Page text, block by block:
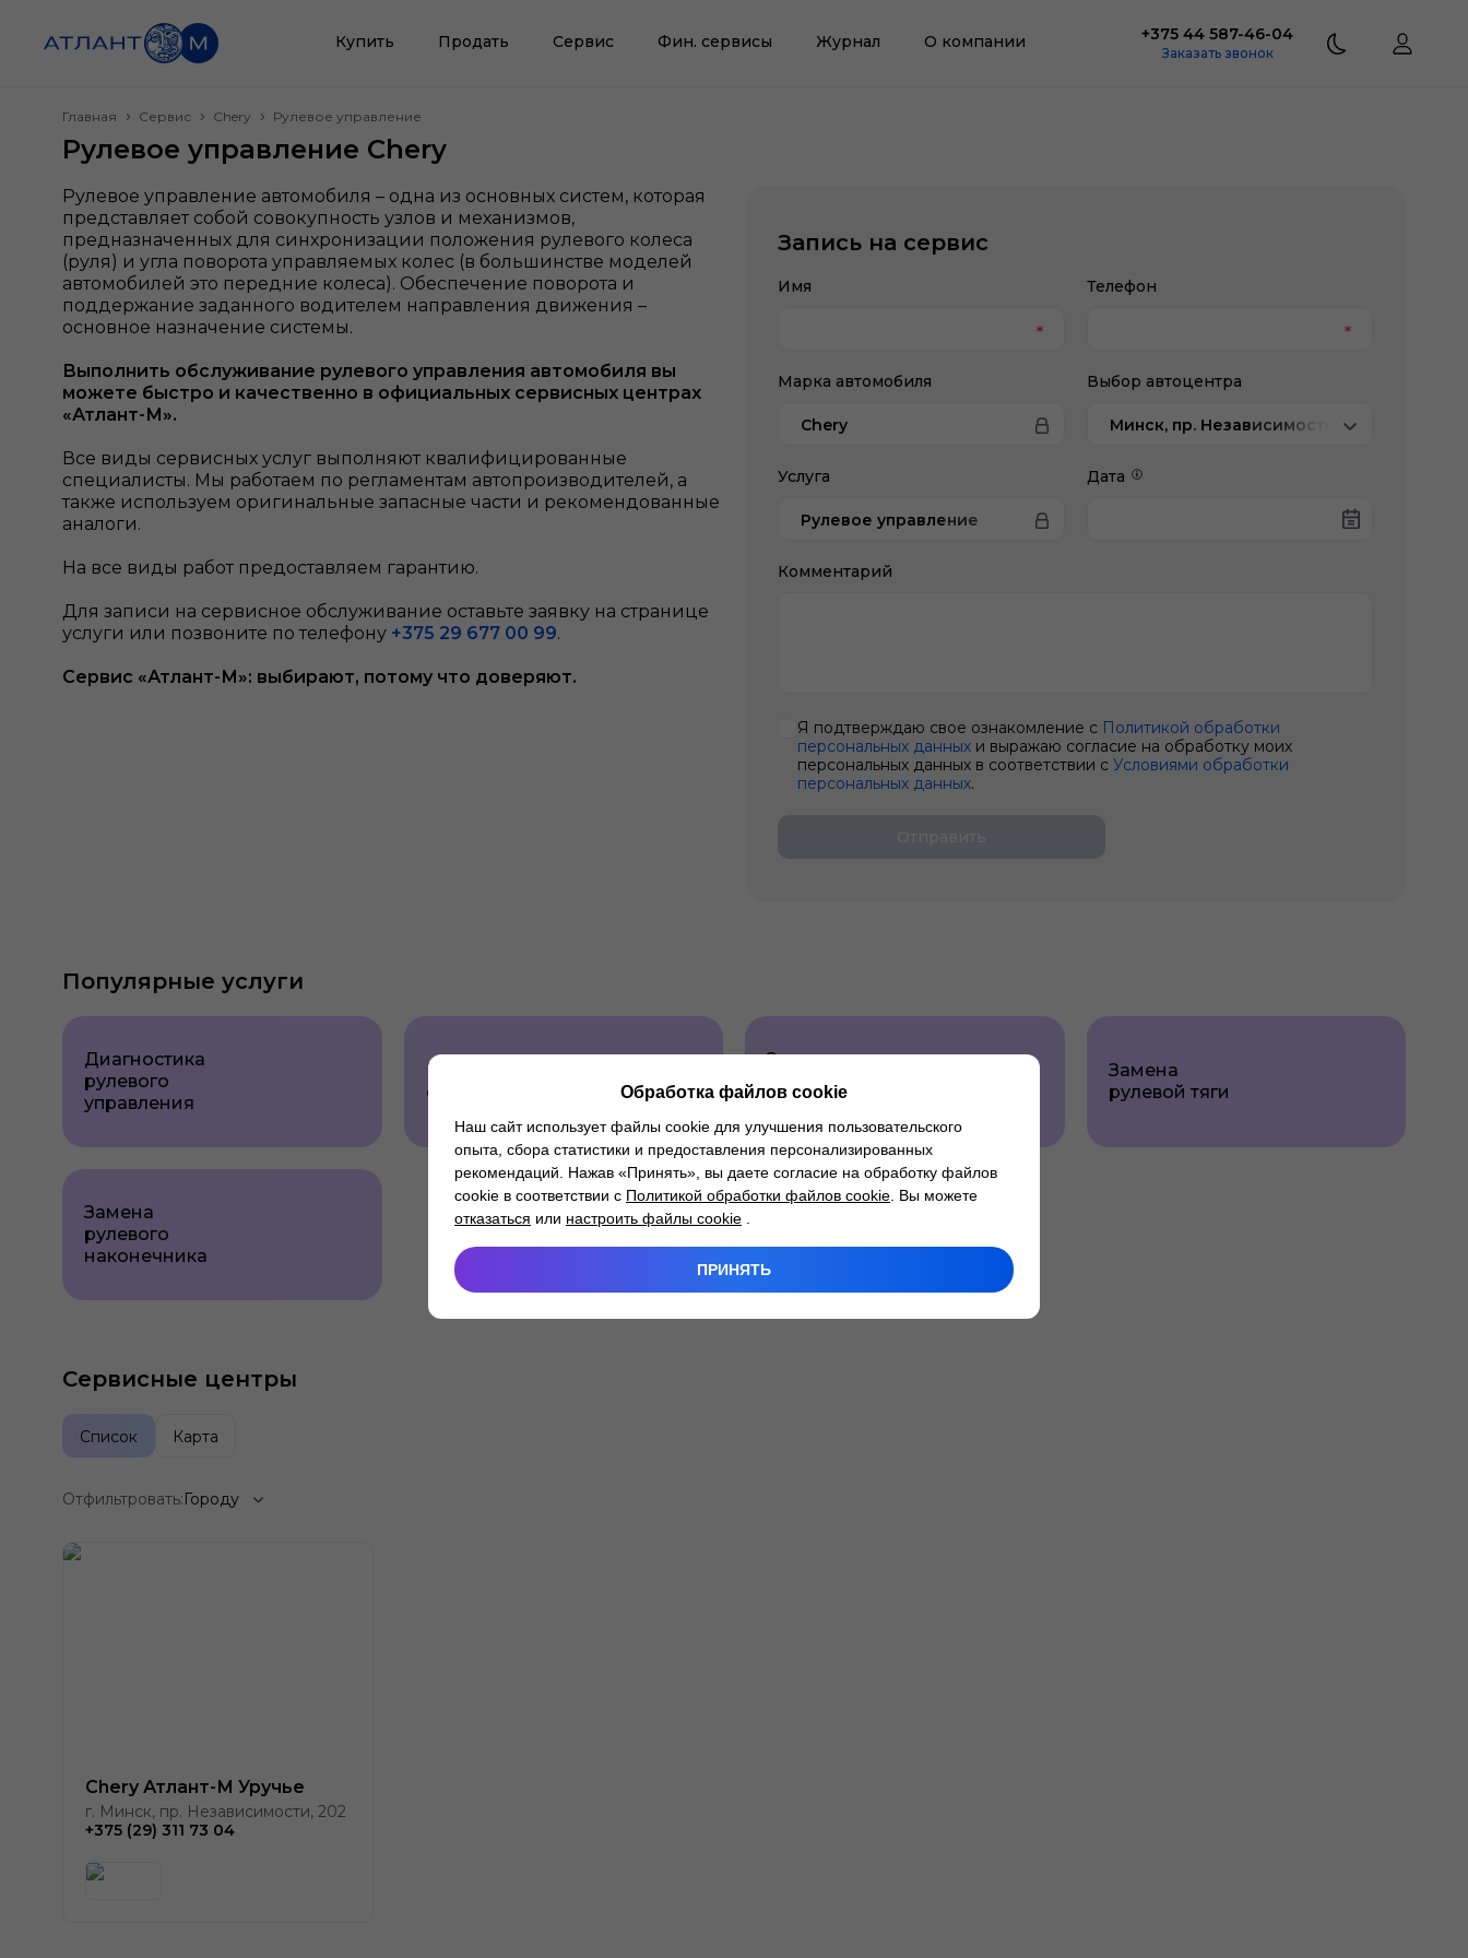
Купить Продать Сервис Фин. сервисы Журнал О компании +375 44 587-46-04
Заказать звонок
Главная Сервис Chery Рулевое управление
Рулевое управление Chery
Рулевое управление автомобиля – одна из основных систем, которая
представляет собой совокупность узлов и механизмов,
предназначенных для синхронизации положения рулевого колеса
(руля) и угла поворота управляемых колес (в большинстве моделей
автомобилей это передние колеса). Обеспечение поворота и
поддержание заданного водителем направления движения –
основное назначение системы.
Выполнить обслуживание рулевого управления автомобиля вы
можете быстро и качественно в официальных сервисных центрах
«Атлант-М».
Все виды сервисных услуг выполняют квалифицированные
специалисты. Мы работаем по регламентам автопроизводителей, а
также используем оригинальные запасные части и рекомендованные
аналоги.
На все виды работ предоставляем гарантию.
Для записи на сервисное обслуживание оставьте заявку на странице
услуги или позвоните по телефону +375 29 677 00 99.
Сервис «Атлант-М»: выбирают, потому что доверяют.
Запись на сервис
Имя Телефон
Марка автомобиля
Chery
Выбор автоцентра
Минск, пр. Независимости, 202, Chery
Услуга
Рулевое управление
Дата
Комментарий
Я подтверждаю свое ознакомление с Политикой обработки
персональных данных и выражаю согласие на обработку моих
персональных данных в соответствии с Условиями обработки
персональных данных.
Популярные услуги
Диагностика
рулевого
управления
Развал-
схождения
Замена
рулевой
рейки
Замена
рулевой тяги
Замена
рулевого
наконечника
Сервисные центры
Список Карта
Отфильтровать:Городу
Chery Атлант-М Уручье
г. Минск, пр. Независимости, 202
+375 (29) 311 73 04
Обработка файлов cookie
Наш сайт использует файлы cookie для улучшения пользовательского
опыта, сбора статистики и предоставления персонализированных
рекомендаций. Нажав «Принять», вы даете согласие на обработку файлов
cookie в соответствии с Политикой обработки файлов cookie . Вы можете
отказаться или настроить файлы cookie
ПРИНЯТЬ